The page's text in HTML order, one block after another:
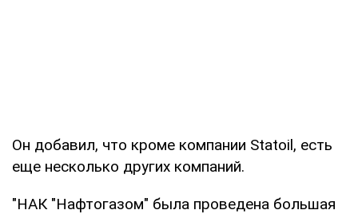
Он добавил, что кроме компании Statoil, есть
еще несколько других компаний.
"НАК "Нафтогазом" была проведена большая